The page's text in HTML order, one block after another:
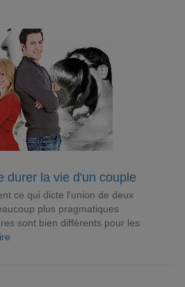
durer la vie d'un couple
ce qui dicte l'union de deux
plus pragmatiques
sont bien différents pour les